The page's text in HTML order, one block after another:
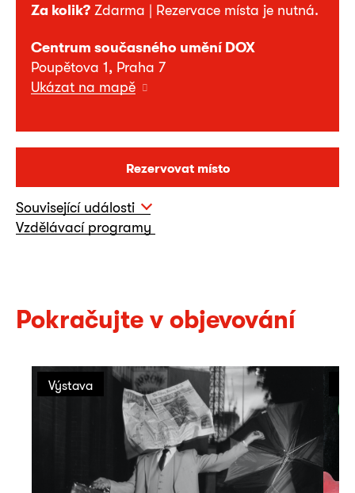
Za kolik? Zdarma | Rezervace místa je nutná.
Centrum současného umění DOX
Poupětova 1, Praha 7
Ukázat na mapě
Rezervovat místo
Související události
Vzdělávací programy
Pokračujte v objevování
Výstava